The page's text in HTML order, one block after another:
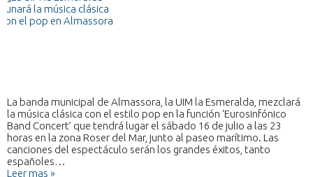
La banda municipal de Almassora, la UIM la Esmeralda, mezclará
la música clásica con el estilo pop en la función ‘Eurosinfónico
Band Concert’ que tendrá lugar el sábado 16 de julio a las 23
horas en la zona Roser del Mar, junto al paseo marítimo. Las
canciones del espectáculo serán los grandes éxitos, tanto
españoles…
Leer mas »